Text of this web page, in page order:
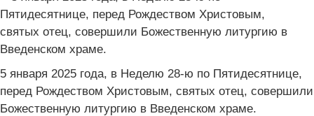
5 января 2025 года, в Неделю 28-ю по Пятидесятнице,
перед Рождеством Христовым, святых отец, совершили
Божественную литургию в Введенском храме.